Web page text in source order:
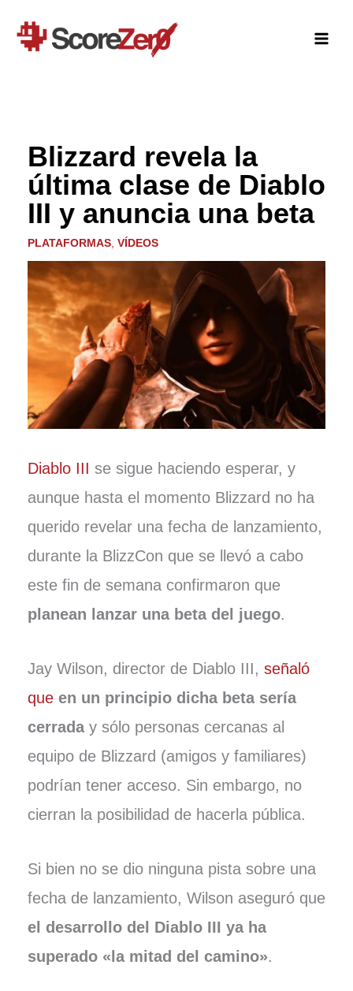
contenido
Blizzard revela la
última clase de Diablo
III y anuncia una beta
PLATAFORMAS, VÍDEOS
Diablo III se sigue haciendo esperar, y
aunque hasta el momento Blizzard no ha
querido revelar una fecha de lanzamiento,
durante la BlizzCon que se llevó a cabo
este fin de semana confirmaron que
planean lanzar una beta del juego.
Jay Wilson, director de Diablo III, señaló
que en un principio dicha beta sería
cerraday sólo personas cercanas al
equipo de Blizzard (amigos y familiares)
podrían tener acceso. Sin embargo, no
cierran la posibilidad de hacerla pública.
Si bien no se dio ninguna pista sobre una
fecha de lanzamiento, Wilson aseguró que
el desarrollo del Diablo III ya ha
superado «la mitad del camino».